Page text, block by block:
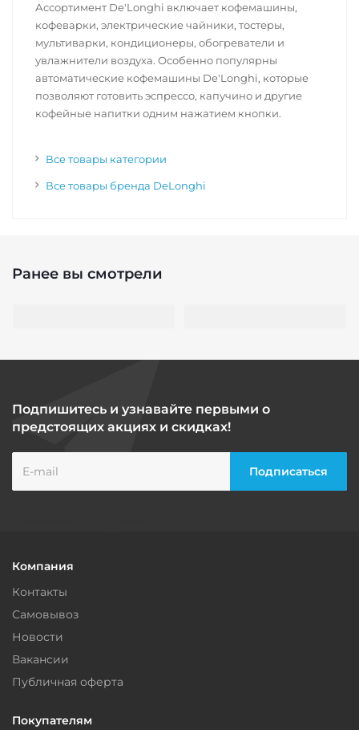
Ассортимент De'Longhi включает кофемашины,
кофеварки, электрические чайники, тостеры,
мультиварки, кондиционеры, обогреватели и
увлажнители воздуха. Особенно популярны
автоматические кофемашины De'Longhi, которые
позволяют готовить эспрессо, капучино и другие
кофейные напитки одним нажатием кнопки.
Все товары категории
Все товары бренда DeLonghi
Ранее вы смотрели
Подпишитесь и узнавайте первыми о
предстоящих акциях и скидках!
Компания
Контакты
Самовывоз
Новости
Вакансии
Публичная оферта
Покупателям